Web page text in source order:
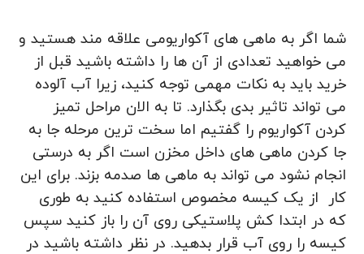
شما اگر به ماهی های آکواریومی علاقه مند هستید و
می خواهید تعدادی از آن ها را داشته باشید قبل از
خرید باید به نکات مهمی توجه کنید، زیرا آب آلوده
می تواند تاثیر بدی بگذارد. تا به الان مراحل تمیز
کردن آکواریوم را گفتیم اما سخت ترین مرحله جا به
جا کردن ماهی های داخل مخزن است اگر به درستی
انجام نشود می تواند به ماهی ها صدمه بزند. برای این
کار از یک کیسه مخصوص استفاده کنید به طوری
که در ابتدا کش پلاستیکی روی آن را باز کنید سپس
کیسه را روی آب قرار بدهید. در نظر داشته باشید در